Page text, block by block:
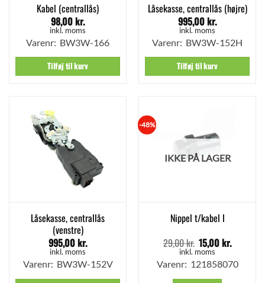
Kabel (centrallås)
98,00kr.
inkl. moms
Varenr: BW3W-166
Tilføj til kurv
Låsekasse, centrallås (højre)
995,00kr.
inkl. moms
Varenr: BW3W-152H
Tilføj til kurv
Låsekasse, centrallås
(venstre)
995,00kr.
inkl. moms
Varenr: BW3W-152V
-48%
IKKE PÅ LAGER
Nippel t/kabel I
29,00kr. Den
oprindelige
pris
var:
29,00 kr..
15,00kr.
pris
er:
inkl. moms
Varenr: 121858070